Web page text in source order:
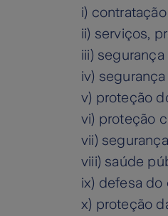
i)
ii) serviços,
iii)
iv)
v) proteção
vi) proteção
vii)
viii) saúde
ix) defesa do
x) proteção